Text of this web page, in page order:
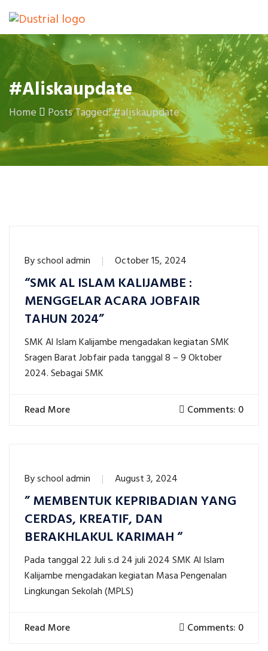
#aliskaupdate
Home Posts Tagged: #aliskaupdate
Byschool admin October 15, 2024
“SMK AL ISLAM KALIJAMBE :
MENGGELAR ACARA JOBFAIR
TAHUN 2024”
SMK Al Islam Kalijambe mengadakan kegiatan SMK
Sragen Barat Jobfair pada tanggal 8 – 9 Oktober
2024. Sebagai SMK
Read More Comments: 0
Byschool admin August 3, 2024
” MEMBENTUK KEPRIBADIAN YANG
CERDAS, KREATIF, DAN
BERAKHLAKUL KARIMAH “
Pada tanggal 22 Juli s.d 24 juli 2024 SMK Al Islam
Kalijambe mengadakan kegiatan Masa Pengenalan
Lingkungan Sekolah (MPLS)
Read More Comments: 0